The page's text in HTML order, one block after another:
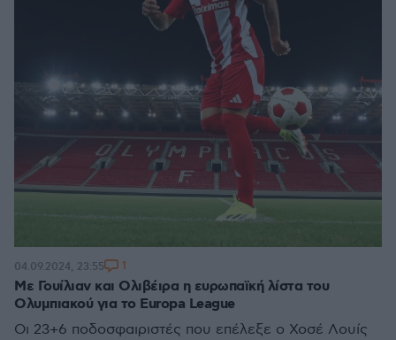
Με Γουίλιαν και Ολιβέιρα η ευρωπαϊκή λίστα του
Ολυμπιακού για το Europa League
Οι 23+6 ποδοσφαιριστές που επέλεξε ο Χοσέ Λουίς
04.09.2024, 23:55 1